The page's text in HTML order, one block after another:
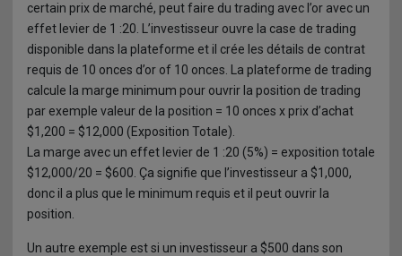
certain prix de marché, peut faire du trading avec l’or avec un
effet levier de 1 :20. L’investisseur ouvre la case de trading
disponible dans la plateforme et il crée les détails de contrat
requis de 10 onces d’or of 10 onces. La plateforme de trading
calcule la marge minimum pour ouvrir la position de trading
par exemple valeur de la position = 10 onces x prix d’achat
$1,200 = $12,000 (Exposition Totale).
La marge avec un effet levier de 1 :20 (5%) = exposition totale
$12,000/20 = $600. Ça signifie que l’investisseur a $1,000,
donc il a plus que le minimum requis et il peut ouvrir la
position.
Un autre exemple est si un investisseur a $500 dans son